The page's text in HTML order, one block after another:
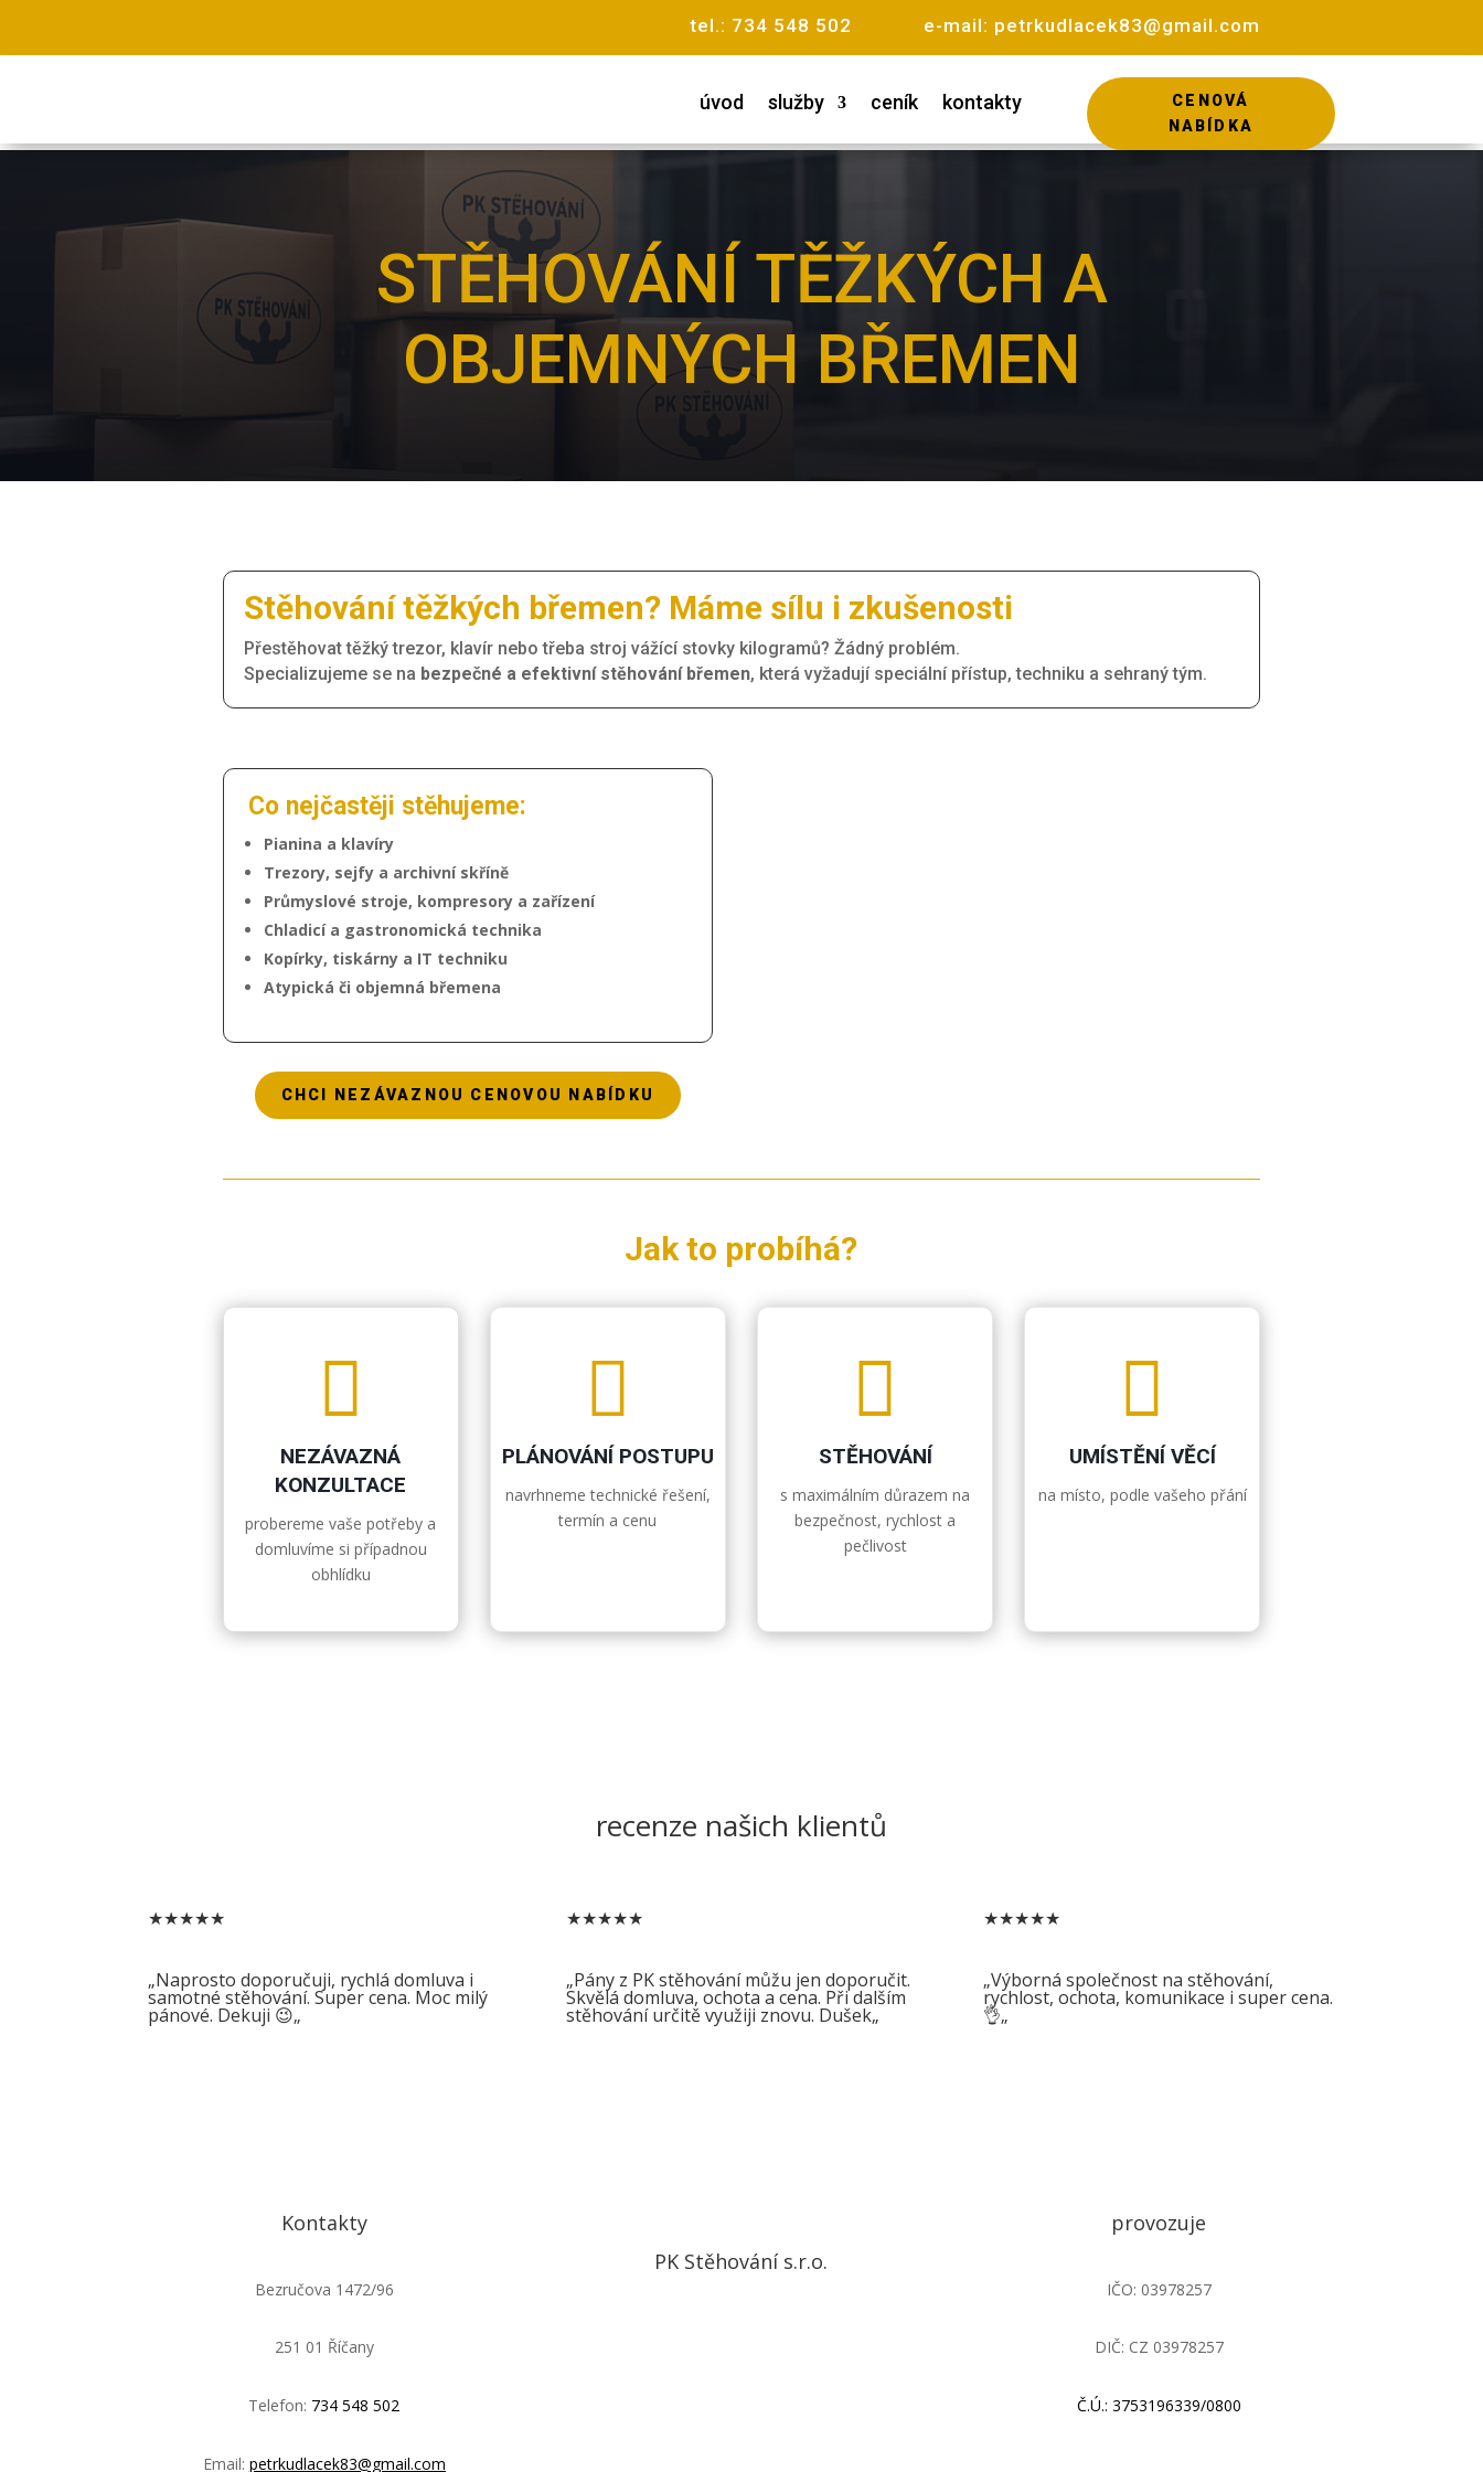
tel.: 734 548 502 e-mail: petrkudlacek83@gmail.com
úvod služby ceník kontakty
CENOVÁ
NABÍDKA
STĚHOVÁNÍ TĚŽKÝCH A
OBJEMNÝCH BŘEMEN
Stěhování těžkých břemen? Máme sílu i zkušenosti
Přestěhovat těžký trezor, klavír nebo třeba stroj vážící stovky kilogramů? Žádný problém.
Specializujeme se na bezpečné a efektivní stěhování břemen, která vyžadují speciální přístup, techniku a sehraný tým.
Co nejčastěji stěhujeme:
Pianina a klavíry
Trezory, sejfy a archivní skříně
Průmyslové stroje, kompresory a zařízení
Chladicí a gastronomická technika
Kopírky, tiskárny a IT techniku
Atypická či objemná břemena
CHCI NEZÁVAZNOU CENOVOU NABÍDKU
Jak to probíhá?

NEZÁVAZNÁ
KONZULTACE
probereme vaše potřeby a
domluvíme si případnou
obhlídku

PLÁNOVÁNÍ POSTUPU
navrhneme technické řešení,
termín a cenu

STĚHOVÁNÍ
s maximálním důrazem na
bezpečnost, rychlost a
pečlivost

UMÍSTĚNÍ VĚCÍ
na místo, podle vašeho přání
recenze našich klientů
★★★★★
„Naprosto doporučuji, rychlá domluva i
samotné stěhování. Super cena. Moc milý
pánové. Dekuji 😉„
★★★★★
„Pány z PK stěhování můžu jen doporučit.
Skvělá domluva, ochota a cena. Při dalším
stěhování určitě využiji znovu. Dušek„
★★★★★
„Výborná společnost na stěhování,
rychlost, ochota, komunikace i super cena.
👌„
Kontakty
Bezručova 1472/96
251 01 Říčany
Telefon: 734 548 502
Email: petrkudlacek83@gmail.com
PK Stěhování s.r.o.
provozuje
IČO: 03978257
DIČ: CZ 03978257
Č.Ú.: 3753196339/0800